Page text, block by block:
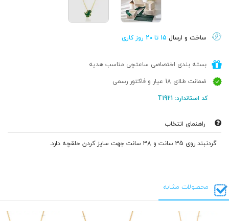
ساخت و ارسال 15 تا 20 روز کاری
بسته بندی اختصاصی ساعتچی مناسب هدیه
ضمانت طلای 18 عیار و فاکتور رسمی
کد استاندارد: T1921
راهنمای انتخاب
گردنبند روی 35 سانت و 38 سانت جهت سایز کردن حلقچه دارد.
محصولات مشابه